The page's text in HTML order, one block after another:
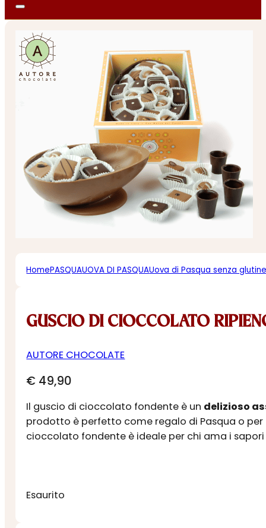
HomePASQUAUOVA DI PASQUAUova di Pasqua senza
GUSCIO DI CIOCCOLATO
AUTORE CHOCOLATE
€ 49,90
Il guscio di cioccolato fondente è un delizioso
prodotto è perfetto come regalo di Pasqua o
cioccolato fondente è ideale per chi ama i
Esaurito